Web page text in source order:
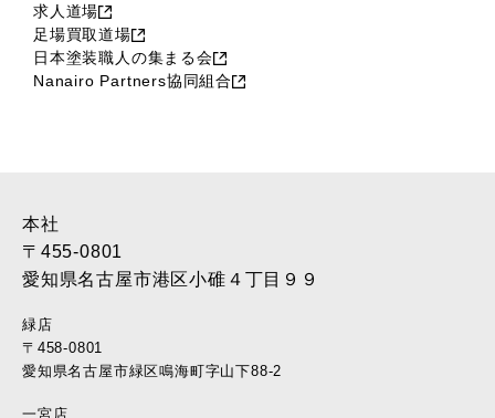
求人道場
足場買取道場
日本塗装職人の集まる会
Nanairo Partners協同組合
本社
〒455-0801
愛知県名古屋市港区小碓４丁目９９
緑店
〒458-0801
愛知県名古屋市緑区鳴海町字山下88-2
一宮店